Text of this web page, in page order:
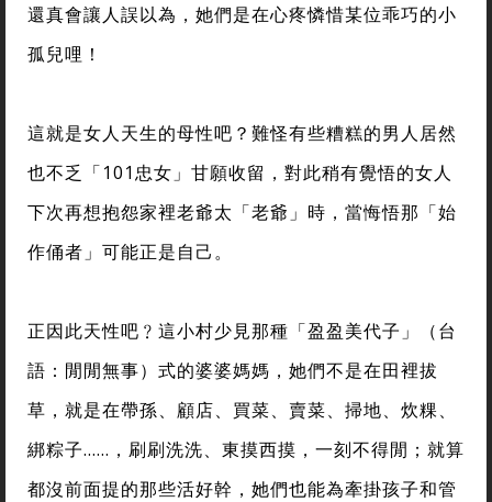
還真會讓人誤以為，她們是在心疼憐惜某位乖巧的小
孤兒哩！
這就是女人天生的母性吧？難怪有些糟糕的男人居然
也不乏「101忠女」甘願收留，對此稍有覺悟的女人
下次再想抱怨家裡老爺太「老爺」時，當悔悟那「始
作俑者」可能正是自己。
正因此天性吧﹖這小村少見那種「盈盈美代子」（台
語：閒閒無事）式的婆婆媽媽，她們不是在田裡拔
草，就是在帶孫、顧店、買菜、賣菜、掃地、炊粿、
綁粽子……，刷刷洗洗、東摸西摸，一刻不得閒；就算
都沒前面提的那些活好幹，她們也能為牽掛孩子和管